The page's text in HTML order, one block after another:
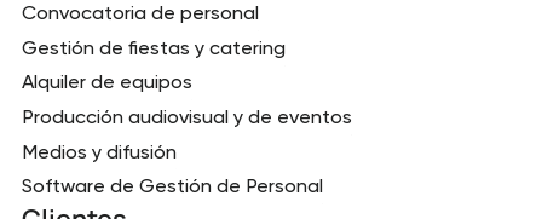
Convocatoria de personal
Gestión de fiestas y catering
Alquiler de equipos
Producción audiovisual y de eventos
Medios y difusión
Software de Gestión de Personal